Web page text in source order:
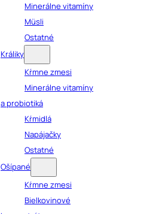
Minerálne vitamíny
Müsli
Ostatné
Králiky
Kŕmne zmesi
Minerálne vitamíny
a probiotiká
Kŕmidlá
Napájačky
Ostatné
Ošípané
Kŕmne zmesi
Bielkovinové